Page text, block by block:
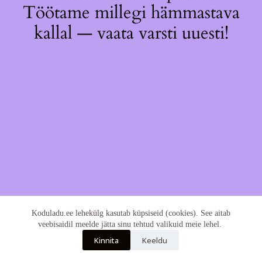
Koduladu.ee lehekülg kasutab küpsiseid (cookies). See aitab
veebisaidil meelde jätta sinu tehtud valikuid meie lehel.
Kinnita Keeldu
Töötame millegi hämmastava
kallal — vaata varsti uuesti!